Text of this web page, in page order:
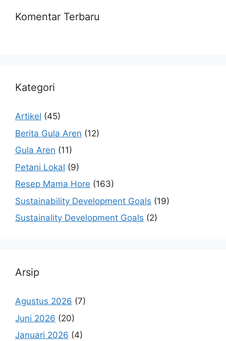
Komentar Terbaru
Kategori
Artikel (45)
Berita Gula Aren (12)
Gula Aren (11)
Petani Lokal (9)
Resep Mama Hore (163)
Sustainability Development Goals (19)
Sustainality Development Goals (2)
Arsip
Agustus 2026 (7)
Juni 2026 (20)
Januari 2026 (4)